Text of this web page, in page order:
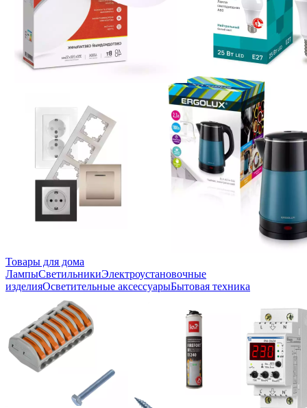
Товары для дома
ЛампыСветильникиЭлектроустановочные
изделияОсветительные аксессуарыБытовая техника